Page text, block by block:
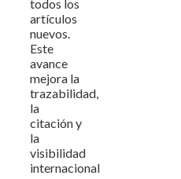
todos los
artículos
nuevos.
Este
avance
mejora la
trazabilidad,
la
citación y
la
visibilidad
internacional